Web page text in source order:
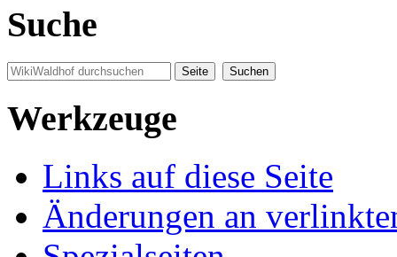
Suche
Werkzeuge
Links auf diese Seite
Änderungen an